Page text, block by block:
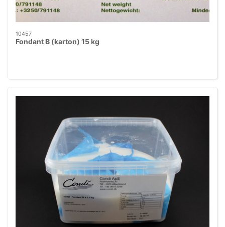
10457
Fondant B (karton) 15 kg